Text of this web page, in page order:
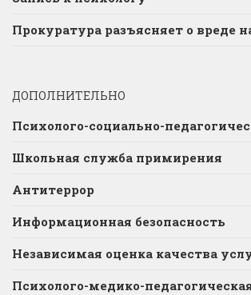
Прокуратура разъясняет о вреде
ДОПОЛНИТЕЛЬНО
Психолого-социально-
Школьная служба примирения
Антитеррор
Информационная безопасность
Независимая оценка качества
Психолого-медико-